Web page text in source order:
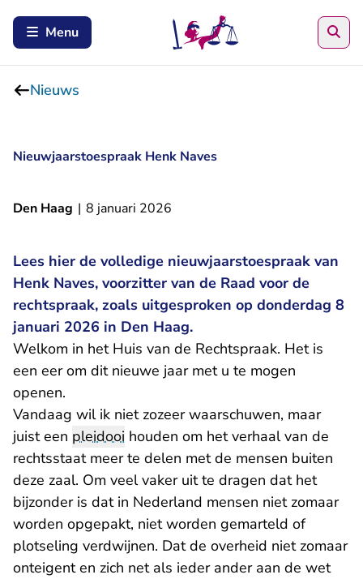
Menu
Nieuws
Nieuwjaarstoespraak Henk Naves
Den Haag | 8 januari 2026
Lees hier de volledige nieuwjaarstoespraak van
Henk Naves, voorzitter van de Raad voor de
rechtspraak, zoals uitgesproken op donderdag 8
januari 2026 in Den Haag.
Welkom in het Huis van de Rechtspraak. Het is
een eer om dit nieuwe jaar met u te mogen
openen.
Vandaag wil ik niet zozeer waarschuwen, maar
juist een pleidooi houden om het verhaal van de
rechtsstaat meer te delen met de mensen buiten
deze zaal. Om veel vaker uit te dragen dat het
bijzonder is dat in Nederland mensen niet zomaar
worden opgepakt, niet worden gemarteld of
plotseling verdwijnen. Dat de overheid niet zomaar
onteigent en zich net als ieder ander aan de wet